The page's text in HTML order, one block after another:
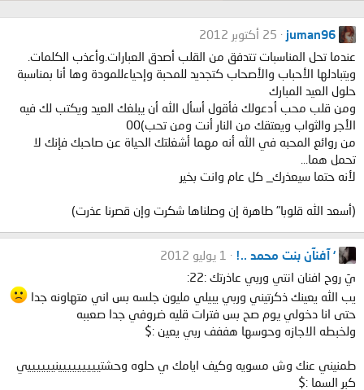
juman96
25 أكتوبر 2012
عندما تحل المناسبات تتدفق من القلب أصدق العبارات.وأعذب الكلمات.
ويتبادلها الأحباب والأصحاب كتجديد للمحبة وإحياءللمودة وها أنا بمناسبة
حلول العيد المبارك
ومن قلب محب أدعولك فأقول أسأل الله أن يبلغك العيد ويكتب لك فيه
الأجر والثواب ويعتقك من النار أنت ومن تحب)00
من روائع المحبه في الله أنه مهما أشغلتك الحياة عن صاحبك فإنك لا
تحمل هما...
لأنه حتما سيعذرك_ كل عام وانت بخير
(أسعد الله قلوبا" طاهرة إن وصلناها شكرت وإن قصرنا عذرت)
‘ آفنآن بنت محمد ..!
1 يوليو 2012
يَ روح افنان انتي وربي عاذرتك :22:
يب الله يعينك ذكرتيني وربي يبيلي مليون جلسه بس اني متهاونه جدا
حتى انا دخولي يوم صح بس فترات قليه ضروفي جدا صعببه
ولخبطه الاجازه وحوسها هففف ربي يعين :$
طمنيني عنك وش مسويه وكيف ايامك ي حلوه وحشتييييييييينييييييي
كبر السما :$